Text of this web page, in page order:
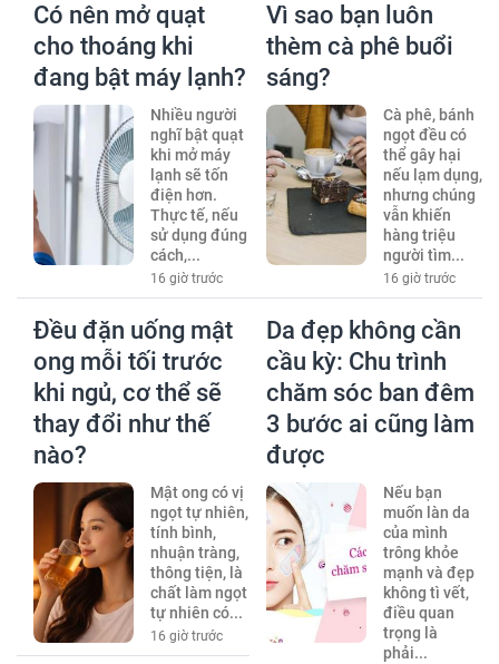
Có nên mở quạt
cho thoáng khi
đang bật máy lạnh?
Nhiều người
nghĩ bật quạt
khi mở máy
lạnh sẽ tốn
điện hơn.
Thực tế, nếu
sử dụng đúng
cách,...
16 giờ trước
Vì sao bạn luôn
thèm cà phê buổi
sáng?
Cà phê, bánh
ngọt đều có
thể gây hại
nếu lạm dụng,
nhưng chúng
vẫn khiến
hàng triệu
người tìm...
16 giờ trước
Đều đặn uống mật
ong mỗi tối trước
khi ngủ, cơ thể sẽ
thay đổi như thế
nào?
Mật ong có vị
ngọt tự nhiên,
tính bình,
nhuận tràng,
thông tiện, là
chất làm ngọt
tự nhiên có...
16 giờ trước
Da đẹp không cần
cầu kỳ: Chu trình
chăm sóc ban đêm
3 bước ai cũng làm
được
Nếu bạn
muốn làn da
của mình
trông khỏe
mạnh và đẹp
không tì vết,
điều quan
trọng là
phải...